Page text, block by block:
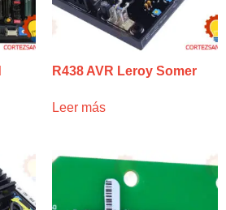
R438 AVR Leroy Somer
Leer más